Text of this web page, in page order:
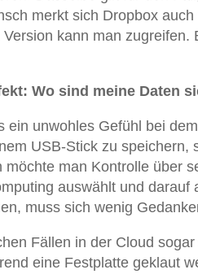
merkt sich Dropbox
kann man
Wo sind meine Daten
ein unwohles Gefühl bei
USB-Stick zu
möchte man Kontrolle über
auswählt und
muss sich wenig
Fällen in der Cloud
eine Festplatte geklaut